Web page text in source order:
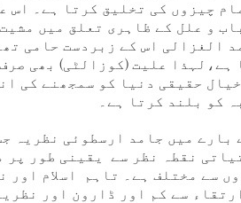
چیزوں کی تخلیق کرتا ہے۔ اس
و علل کے ظاہری تعلق میں
الغزالی اس کے زبردست حامی
ہے،لہذا علیت (کوزالٹی) بھی
حقیقی دنیا کو سمجھنے کی
کو بلند کرتا ہے۔
بارے میں جامد ارسطوئی نظریہ
نقطہ نظر سے یقینی طور پر
سے مختلف ہے۔ تاہم اسلام اور
سے کم اور ڈارون اور